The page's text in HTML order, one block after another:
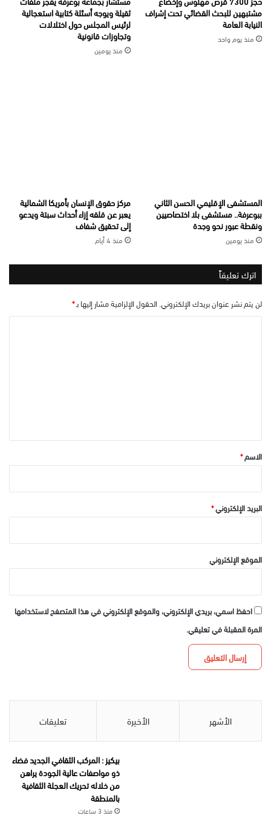
مشتبهين للبحث القضائي تحت إشراف
النيابة العامة
منذ يوم واحد
ثقيلة ويوجه أسئلة كتابية استعجالية
لرئيس المجلس حول اختلالات
وتجاوزات قانونية
منذ يومين
المستشفى الإقليمي الحسن الثاني
ببوعرفة.. مستشفى بلا اختصاصيين
ونقطة عبور نحو وجدة
منذ يومين
مركز حقوق الإنسان بأمريكا الشمالية
يعبر عن قلقه إزاء أحداث سبتة ويدعو
إلى تحقيق شفاف
منذ 4 أيام
اترك تعليقاً
لن يتم نشر عنوان بريدك الإلكتروني. الحقول الإلزامية مشار إليها بـ*
*الاسم*
البريد الإلكتروني*
الموقع الإلكتروني
احفظ اسمي، بريدي الإلكتروني، والموقع الإلكتروني في هذا المتصفح لاستخدامها
المرة المقبلة في تعليقي.
الأشهر الأخيرة تعليقات
بيكيز : المركب الثقافي الجديد فضاء
ذو مواصفات عالية الجودة يراهن
من خلاله تحريك العجلة الثقافية
بالمنطقة
منذ 3 ساعات